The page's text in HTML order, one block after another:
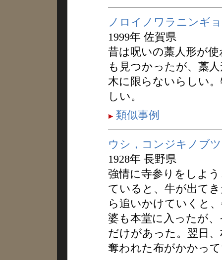
ノロイノワラニンギ
1999年 佐賀県
昔は呪いの藁人形が
も見つかったが、藁
木に限らないらしい
しい。
類似事例
ウシ，コンジキノブ
1928年 長野県
強情に寺参りをしよ
ていると、牛が出て
ら追いかけていくと
婆も本堂に入ったが
だけがあった。翌日
奪われた布がかかっ